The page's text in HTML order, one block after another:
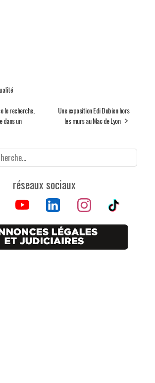
le recherche,
dans un
Une exposition Edi Dubien hors
les murs au Mac de Lyon
réseaux sociaux